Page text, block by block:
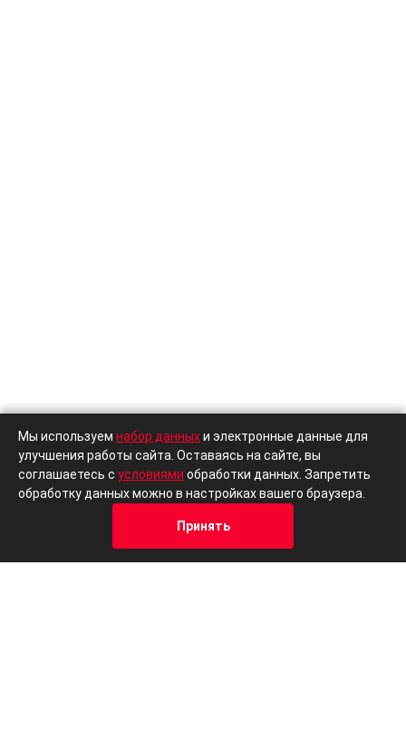
Мы используем набор данныхи электронные данные для
улучшения работы сайта. Оставаясь на сайте, вы
соглашаетесь с условиями обработки данных. Запретить
обработку данных можно в настройках вашего браузера.
Принять
Отзывы Позвонить Адрес